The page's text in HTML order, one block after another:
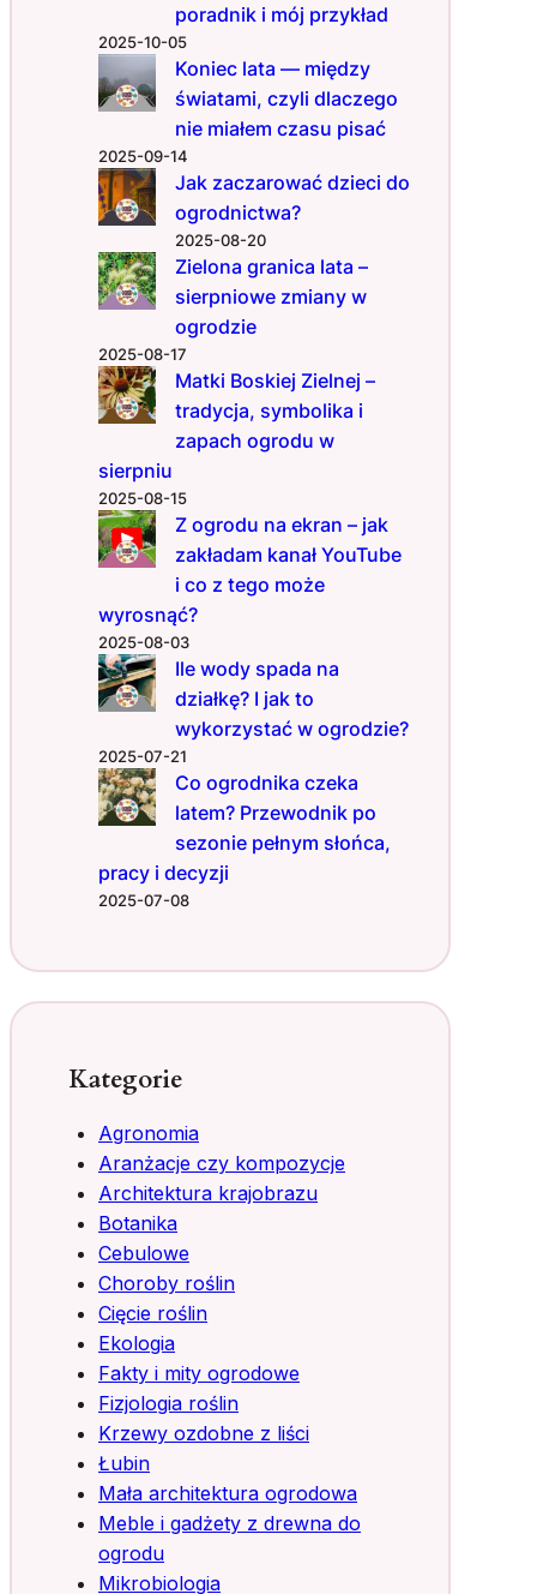
w
a
e
n
e
d
z
a
poradnik i mój przykład
2025-10-05
Koniec lata — między
światami, czyli dlaczego
nie miałem czasu pisać
2025-09-14
Jak zaczarować dzieci do
ogrodnictwa?
2025-08-20
Zielona granica lata –
sierpniowe zmiany w
ogrodzie
2025-08-17
Matki Boskiej Zielnej –
tradycja, symbolika i
zapach ogrodu w
sierpniu
2025-08-15
Z ogrodu na ekran – jak
zakładam kanał YouTube
i co z tego może
wyrosnąć?
2025-08-03
Ile wody spada na
działkę? I jak to
wykorzystać w ogrodzie?
2025-07-21
Co ogrodnika czeka
latem? Przewodnik po
sezonie pełnym słońca,
pracy i decyzji
2025-07-08
Kategorie
Agronomia
Aranżacje czy kompozycje
Architektura krajobrazu
Botanika
Cebulowe
Choroby roślin
Cięcie roślin
Ekologia
Fakty i mity ogrodowe
Fizjologia roślin
Krzewy ozdobne z liści
Łubin
Mała architektura ogrodowa
Meble i gadżety z drewna do
ogrodu
Mikrobiologia